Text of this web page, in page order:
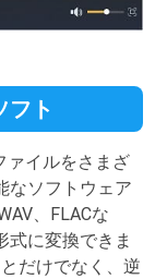
フト
ァイルをさまざ
なソフトウェア
、FLACな
式に変換できま
だけでなく、逆